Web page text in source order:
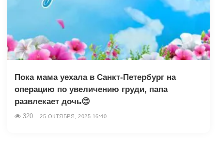
Пока мама уехала в Санкт-Петербург на
операцию по увеличению груди, папа
развлекает дочь😊
320 25 ОКТЯБРЯ, 2025 16:40